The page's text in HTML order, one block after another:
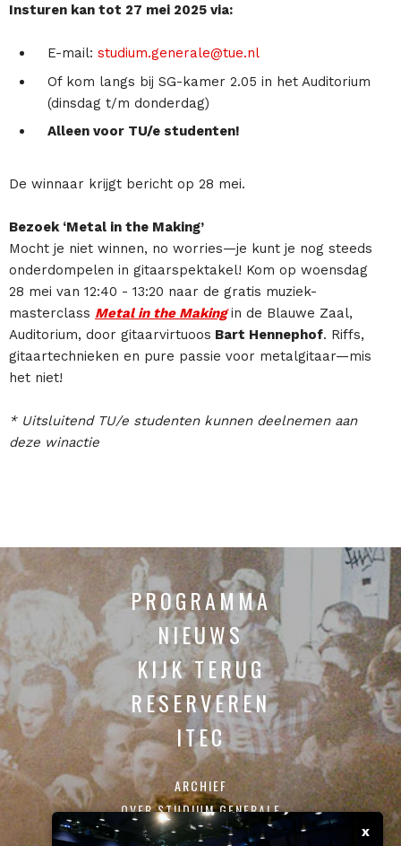
Insturen kan tot 27 mei 2025 via:
E-mail: studium.generale@tue.nl
Of kom langs bij SG-kamer 2.05 in het Auditorium
(dinsdag t/m donderdag)
Alleen voor TU/e studenten!
De winnaar krijgt bericht op 28 mei.
Bezoek ‘Metal in the Making’
Mocht je niet winnen, no worries—je kunt je nog steeds
onderdompelen in gitaarspektakel! Kom op woensdag
28 mei van 12:40 - 13:20 naar de gratis muziek-
masterclass Metal in the Makingin de Blauwe Zaal,
Auditorium, door gitaarvirtuoos Bart Hennephof. Riffs,
gitaartechnieken en pure passie voor metalgitaar—mis
het niet!
* Uitsluitend TU/e studenten kunnen deelnemen aan
deze winactie
PROGRAMMA
NIEUWS
KIJK TERUG
RESERVEREN
ITEC
ARCHIEF
OVER STUDIUM GENERALE
CONTACT
x